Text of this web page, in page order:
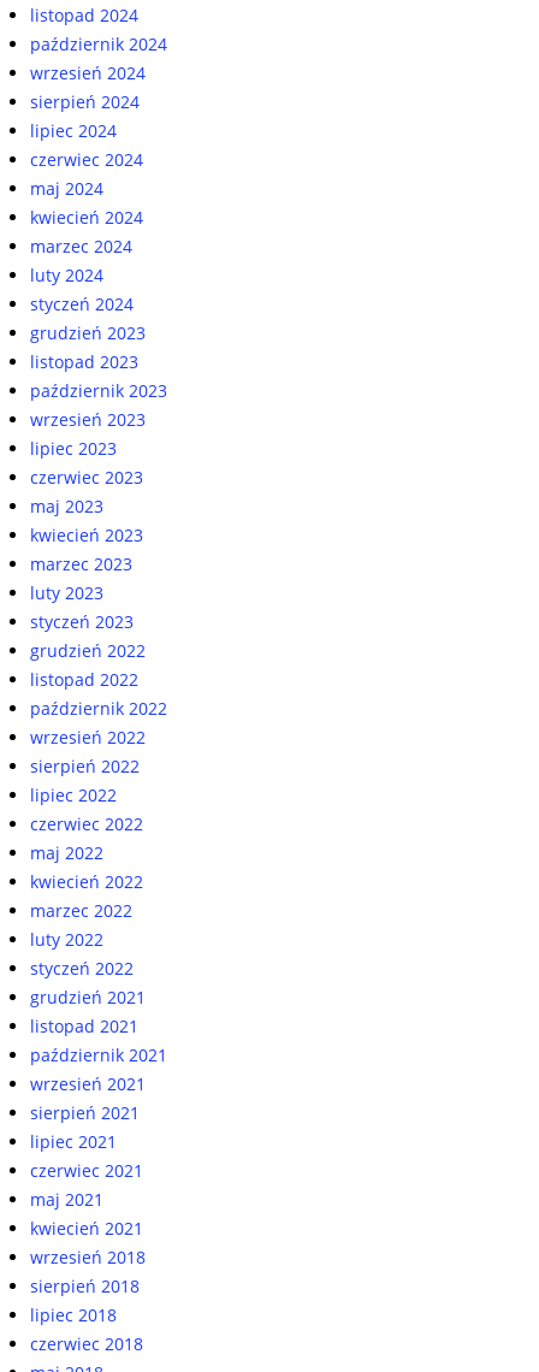
listopad 2024
październik 2024
wrzesień 2024
sierpień 2024
lipiec 2024
czerwiec 2024
maj 2024
kwiecień 2024
marzec 2024
luty 2024
styczeń 2024
grudzień 2023
listopad 2023
październik 2023
wrzesień 2023
lipiec 2023
czerwiec 2023
maj 2023
kwiecień 2023
marzec 2023
luty 2023
styczeń 2023
grudzień 2022
listopad 2022
październik 2022
wrzesień 2022
sierpień 2022
lipiec 2022
czerwiec 2022
maj 2022
kwiecień 2022
marzec 2022
luty 2022
styczeń 2022
grudzień 2021
listopad 2021
październik 2021
wrzesień 2021
sierpień 2021
lipiec 2021
czerwiec 2021
maj 2021
kwiecień 2021
wrzesień 2018
sierpień 2018
lipiec 2018
czerwiec 2018